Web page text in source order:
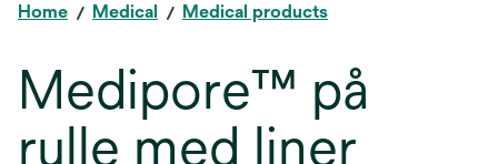
Home Medical Medical products
Medipore™ på
rulle med liner